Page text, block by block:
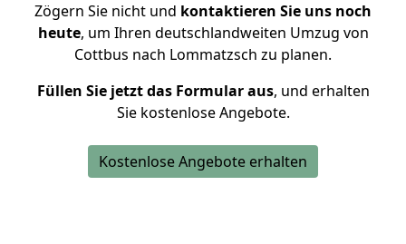
Zögern Sie nicht und kontaktieren Sie uns noch
heute, um Ihren deutschlandweiten Umzug von
Cottbus nach Lommatzsch zu planen.
Füllen Sie jetzt das Formular aus, und erhalten
Sie kostenlose Angebote.
Kostenlose Angebote erhalten